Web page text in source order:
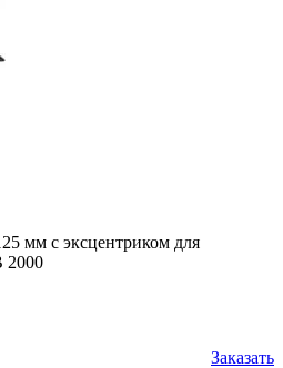
мм с эксцентриком для
2000
Заказать